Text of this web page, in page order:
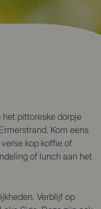
pittoreske dorpje
Kom eens
kop koffie of
of lunch aan het
Verblijf op